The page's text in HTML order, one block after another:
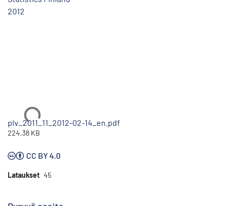
2012
Ladataan...
plv_2011_11_2012-02-14_en.pdf
224.38 KB
CC BY 4.0
Lataukset 45